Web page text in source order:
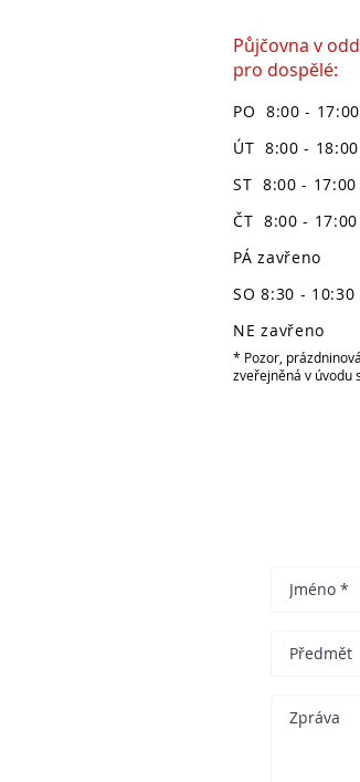
Půjčovna v
pro dospělé:
PO 8:00 - 17:00
ÚT 8:00 - 18:00
ST 8:00 - 17:00
ČT 8:00 - 17:00
PÁ zavřeno
SO 8:30 - 10:30
NE zavřeno
* Pozor,
zveřejněná v úvodu